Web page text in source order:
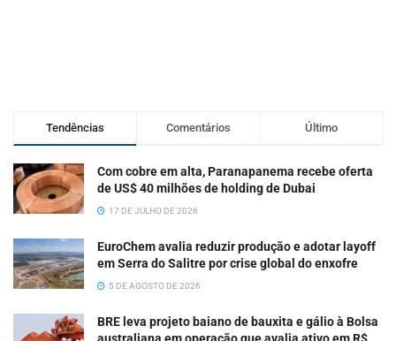
Tendências Comentários Último
Com cobre em alta, Paranapanema recebe oferta
de US$ 40 milhões de holding de Dubai
17 DE JULHO DE 2026
EuroChem avalia reduzir produção e adotar layoff
em Serra do Salitre por crise global do enxofre
5 DE AGOSTO DE 2026
BRE leva projeto baiano de bauxita e gálio à Bolsa